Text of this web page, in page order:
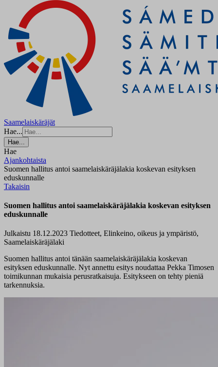
Saamelaiskäräjät
Hae...
Hae...
Hae
Ajankohtaista
Suomen hallitus antoi saamelaiskäräjälakia koskevan esityksen
eduskunnalle
Takaisin
Suomen hallitus antoi saamelaiskäräjälakia koskevan esityksen
eduskunnalle
Julkaistu 18.12.2023 Tiedotteet, Elinkeino, oikeus ja ympäristö,
Saamelaiskäräjälaki
Suomen hallitus antoi tänään saamelaiskäräjälakia koskevan
esityksen eduskunnalle. Nyt annettu esitys noudattaa Pekka Timosen
toimikunnan mukaisia perusratkaisuja. Esitykseen on tehty pieniä
tarkennuksia.